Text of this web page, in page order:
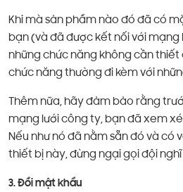
Khi mà sản phẩm nào đó đã có
bạn (và đã được kết nối với
những chức năng không cần thiết
chức năng thường đi kèm với
Thêm nữa, hãy đảm bảo rằng
mạng lưới công ty, bạn đã xem
Nếu như nó đã nằm sẵn đó và có
thiết bị này, đừng ngại gọi đội
3. Đổi mật khẩu